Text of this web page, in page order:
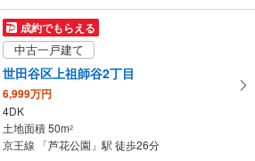
成約でもらえる
中古一戸建て
世田谷区上祖師谷2丁目
6,999万円
4DK
土地面積 50m2
京王線 「芦花公園」駅 徒歩26分